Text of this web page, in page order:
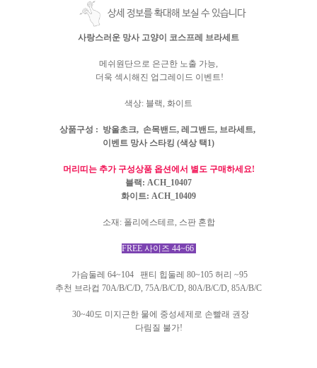
상세 정보를 확대해 보실 수 있습니다
사랑스러운 망사 고양이 코스프레 브라세트
메쉬원단으로 은근한 노출 가능,
더욱 섹시해진 업그레이드 이벤트!
색상: 블랙, 화이트
상품구성 : 방울초크, 손목밴드, 레그밴드, 브라세트,
이벤트 망사 스타킹 (색상 택1)
머리띠는 추가 구성상품 옵션에서 별도 구매하세요!
블랙: ACH_10407
화이트: ACH_10409
소재: 폴리에스테르, 스판 혼합
FREE 사이즈 44~66
가슴둘레 64~104 팬티 힙둘레 80~105 허리 ~95
추천 브라컵 70A/B/C/D, 75A/B/C/D, 80A/B/C/D, 85A/B/C
30~40도 미지근한 물에 중성세제로 손빨래 권장
다림질 불가!